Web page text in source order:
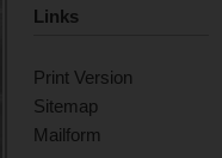
Links
Print Version
Sitemap
Mailform